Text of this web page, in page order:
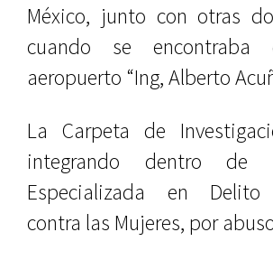
México, junto con otras
cuando se encontraba
aeropuerto “Ing, Alberto
La Carpeta de
integrando dentro de
Especializada en Delito
contra las Mujeres, por